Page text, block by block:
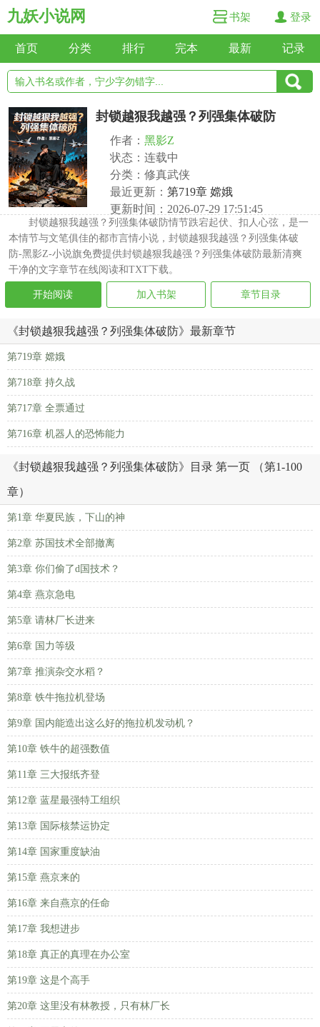
九妖小说网 书架 登录
首页 分类 排行 完本 最新 记录
封锁越狠我越强？列强集体破防
作者： 黑影Z
状态：连载中
分类：修真武侠
最近更新： 第719章 嫦娥
更新时间：2026-07-29 17:51:45
封锁越狠我越强？列强集体破防情节跌宕起伏、扣人心弦，是一
本情节与文笔俱佳的都市言情小说，封锁越狠我越强？列强集体破
防-黑影Z-小说旗免费提供封锁越狠我越强？列强集体破防最新清爽
干净的文字章节在线阅读和TXT下载。
开始阅读 加入书架 章节目录
《封锁越狠我越强？列强集体破防》最新章节
第719章 嫦娥
第718章 持久战
第717章 全票通过
第716章 机器人的恐怖能力
《封锁越狠我越强？列强集体破防》目录 第一页 （第1-100
章）
第1章 华夏民族，下山的神
第2章 苏国技术全部撤离
第3章 你们偷了d国技术？
第4章 燕京急电
第5章 请林厂长进来
第6章 国力等级
第7章 推演杂交水稻？
第8章 铁牛拖拉机登场
第9章 国内能造出这么好的拖拉机发动机？
第10章 铁牛的超强数值
第11章 三大报纸齐登
第12章 蓝星最强特工组织
第13章 国际核禁运协定
第14章 国家重度缺油
第15章 燕京来的
第16章 来自燕京的任命
第17章 我想进步
第18章 真正的真理在办公室
第19章 这是个高手
第20章 这里没有林教授，只有林厂长